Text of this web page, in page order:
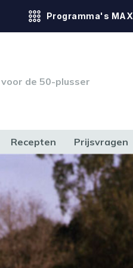
Programma's MAX
de 50-plusser
Recepten Prijsvragen
HUIS, TUIN & HOBBY